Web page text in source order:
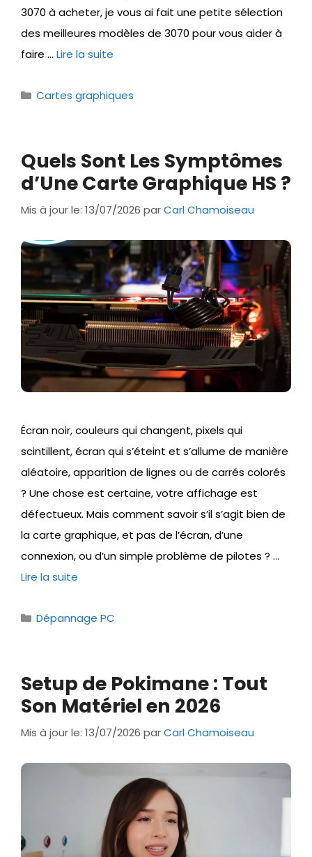
3070 à acheter, je vous ai fait une petite sélection
des meilleures modèles de 3070 pour vous aider à
faire … Lire la suite
Catégories
Cartes graphiques
Quels Sont Les Symptômes
d’Une Carte Graphique HS ?
Mis à jour le: 13/07/2026 parCarl Chamoiseau
Écran noir, couleurs qui changent, pixels qui
scintillent, écran qui s’éteint et s’allume de manière
aléatoire, apparition de lignes ou de carrés colorés
? Une chose est certaine, votre affichage est
défectueux. Mais comment savoir s’il s’agit bien de
la carte graphique, et pas de l’écran, d’une
connexion, ou d’un simple problème de pilotes ? …
Lire la suite
Catégories
Dépannage PC
Setup de Pokimane : Tout
Son Matériel en 2026
Mis à jour le: 13/07/2026 parCarl Chamoiseau